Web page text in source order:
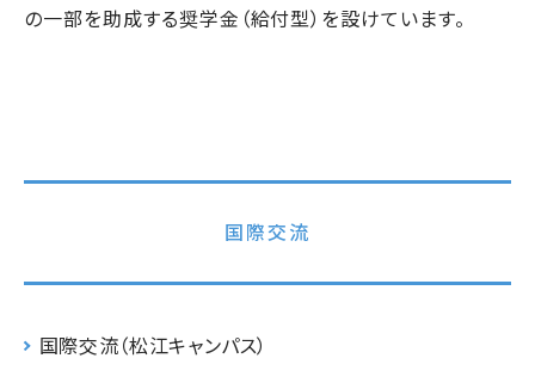
の一部を助成する奨学金（給付型）を設けています。
国際交流
国際交流（松江キャンパス）